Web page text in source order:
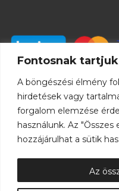
Fontosnak
A böngészési élmény
hirdetések vagy
forgalom elemzése
használunk. Az
hozzájárulhat a sütik
Az